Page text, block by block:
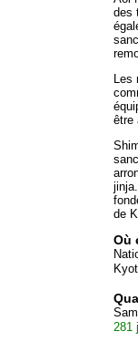
des
être
de
Où
281